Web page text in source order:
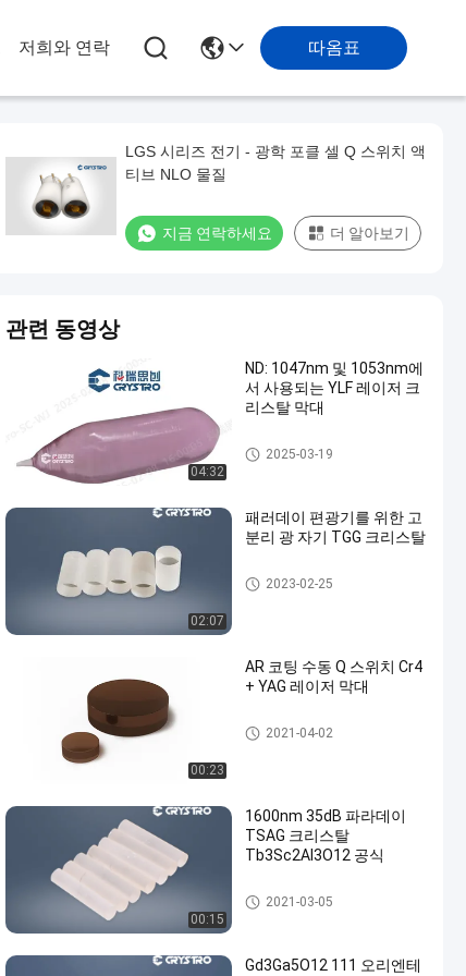
저희와 연락 따옴표
LGS 시리즈 전기 - 광학 포클 셀 Q 스위치 액
티브 NLO 물질
지금 연락하세요 더 알아보기
관련 동영상
04:32
ND: 1047nm 및 1053nm에
서 사용되는 YLF 레이저 크
리스탈 막대
레이저 결정
2025-03-19
02:07
패러데이 편광기를 위한 고
분리 광 자기 TGG 크리스탈
광 자기 크리스탈
2023-02-25
00:23
AR 코팅 수동 Q 스위치 Cr4
+ YAG 레이저 막대
레이저 결정
2021-04-02
00:15
1600nm 35dB 파라데이
TSAG 크리스탈
Tb3Sc2Al3O12 공식
TSAG 크리스탈
2021-03-05
Gd3Ga5O12 111 오리엔테